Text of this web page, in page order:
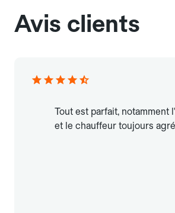
Avis clients
Tout est parfait, notamment
et le chauffeur toujours